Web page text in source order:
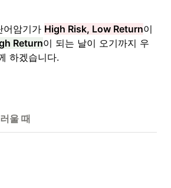
어암기가 High Risk, Low Return이
Return이 되는 날이 오기까지 우
하겠습니다.
울 때